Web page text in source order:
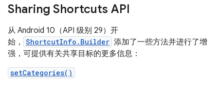
Sharing Shortcuts API
从 Android 10（API 级别 29）开
始，
ShortcutInfo.Builder 添加了一些方法并进行了增
强，可提供有关共享目标的更多信息：
setCategories()